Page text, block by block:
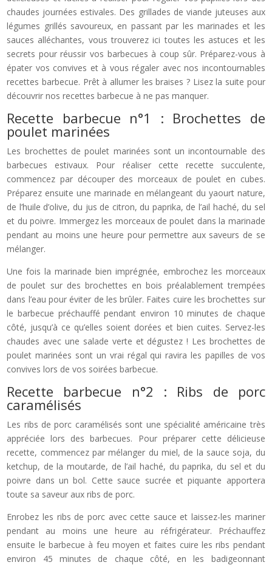
chaudes journées estivales. Des grillades de viande juteuses aux
légumes grillés savoureux, en passant par les marinades et les
sauces alléchantes, vous trouverez ici toutes les astuces et les
secrets pour réussir vos barbecues à coup sûr. Préparez-vous à
épater vos convives et à vous régaler avec nos incontournables
recettes barbecue. Prêt à allumer les braises ? Lisez la suite pour
découvrir nos recettes barbecue à ne pas manquer.
Recette barbecue n°1 : Brochettes de
poulet marinées
Les brochettes de poulet marinées sont un incontournable des
barbecues estivaux. Pour réaliser cette recette succulente,
commencez par découper des morceaux de poulet en cubes.
Préparez ensuite une marinade en mélangeant du yaourt nature,
de l’huile d’olive, du jus de citron, du paprika, de l’ail haché, du sel
et du poivre. Immergez les morceaux de poulet dans la marinade
pendant au moins une heure pour permettre aux saveurs de se
mélanger.
Une fois la marinade bien imprégnée, embrochez les morceaux
de poulet sur des brochettes en bois préalablement trempées
dans l’eau pour éviter de les brûler. Faites cuire les brochettes sur
le barbecue préchauffé pendant environ 10 minutes de chaque
côté, jusqu’à ce qu’elles soient dorées et bien cuites. Servez-les
chaudes avec une salade verte et dégustez ! Les brochettes de
poulet marinées sont un vrai régal qui ravira les papilles de vos
convives lors de vos soirées barbecue.
Recette barbecue n°2 : Ribs de porc
caramélisés
Les ribs de porc caramélisés sont une spécialité américaine très
appréciée lors des barbecues. Pour préparer cette délicieuse
recette, commencez par mélanger du miel, de la sauce soja, du
ketchup, de la moutarde, de l’ail haché, du paprika, du sel et du
poivre dans un bol. Cette sauce sucrée et piquante apportera
toute sa saveur aux ribs de porc.
Enrobez les ribs de porc avec cette sauce et laissez-les mariner
pendant au moins une heure au réfrigérateur. Préchauffez
ensuite le barbecue à feu moyen et faites cuire les ribs pendant
environ 45 minutes de chaque côté, en les badigeonnant